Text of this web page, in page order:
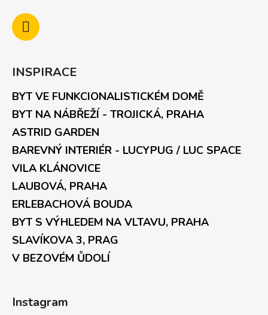
INSPIRACE
BYT VE FUNKCIONALISTICKÉM DOMĚ
BYT NA NÁBŘEŽÍ - TROJICKÁ, PRAHA
ASTRID GARDEN
BAREVNÝ INTERIÉR - LUCYPUG / LUC SPACE
VILA KLÁNOVICE
LAUBOVÁ, PRAHA
ERLEBACHOVÁ BOUDA
BYT S VÝHLEDEM NA VLTAVU, PRAHA
SLAVÍKOVA 3, PRAG
V BEZOVÉM ŮDOLÍ
Instagram